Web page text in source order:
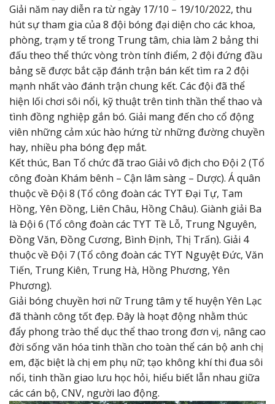
Giải năm nay diễn ra từ ngày 17/10 – 19/10/2022, thu
hút sự tham gia của 8 đội bóng đại diện cho các khoa,
phòng, trạm y tế trong Trung tâm, chia làm 2 bảng thi
đấu theo thể thức vòng tròn tính điểm, 2 đội đứng đầu
bảng sẽ được bắt cặp đánh trận bán kết tìm ra 2 đội
mạnh nhất vào đánh trận chung kết. Các đội đã thể
hiện lối chơi sôi nổi, kỹ thuật trên tinh thần thể thao và
tình đồng nghiệp gắn bó. Giải mang đến cho cổ động
viên những cảm xúc hào hứng từ những đường chuyền
hay, nhiều pha bóng đẹp mắt.
Kết thúc, Ban Tổ chức đã trao Giải vô địch cho Đội 2 (Tổ
công đoàn Khám bênh – Cận lâm sàng – Dược). Á quân
thuộc về Đội 8 (Tổ công đoàn các TYT Đại Tự, Tam
Hồng, Yên Đồng, Liên Châu, Hồng Châu). Giành giải Ba
là Đội 6 (Tổ công đoàn các TYT Tề Lỗ, Trung Nguyên,
Đồng Văn, Đồng Cương, Bình Định, Thị Trấn). Giải 4
thuộc về Đội 7 (Tổ công đoàn các TYT Nguyệt Đức, Văn
Tiến, Trung Kiên, Trung Hà, Hồng Phương, Yên
Phương).
Giải bóng chuyền hơi nữ Trung tâm y tế huyện Yên Lạc
đã thành công tốt đẹp. Đây là hoạt động nhằm thúc
đẩy phong trào thể dục thể thao trong đơn vị, nâng cao
đời sống văn hóa tinh thần cho toàn thể cán bộ anh chị
em, đặc biệt là chị em phụ nữ; tạo không khí thi đua sôi
nổi, tinh thần giao lưu học hỏi, hiểu biết lẫn nhau giữa
các cán bộ, CNV, người lao động.